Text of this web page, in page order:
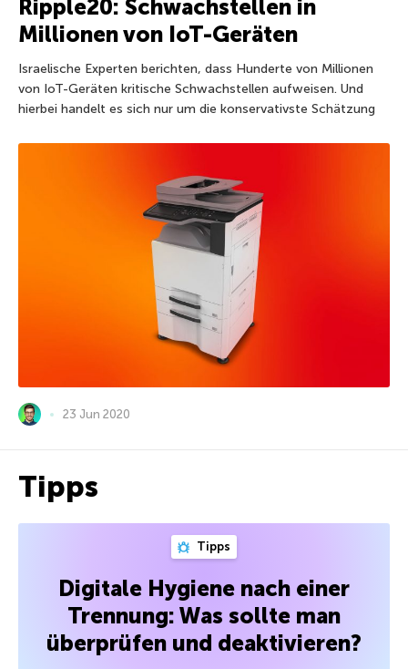
Ripple20: Schwachstellen in
Millionen von IoT-Geräten
Israelische Experten berichten, dass Hunderte von Millionen
von IoT-Geräten kritische Schwachstellen aufweisen. Und
hierbei handelt es sich nur um die konservativste Schätzung
23 Jun 2020
Tipps
Tipps
Digitale Hygiene nach einer
Trennung: Was sollte man
überprüfen und deaktivieren?